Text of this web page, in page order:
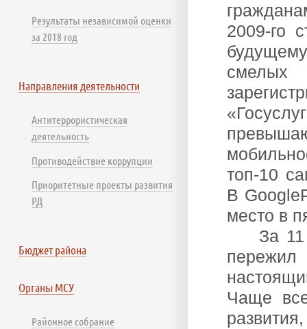
2009-го
топ-10
В Google
место в
За
пережил
Чаще
Результаты независимой оценки
за 2018 год
Направления деятельности
Антитеррористическая
деятельность
Противодействие коррупции
Приоритетные проекты развития
РД
Бюджет района
Органы МСУ
Районное собрание